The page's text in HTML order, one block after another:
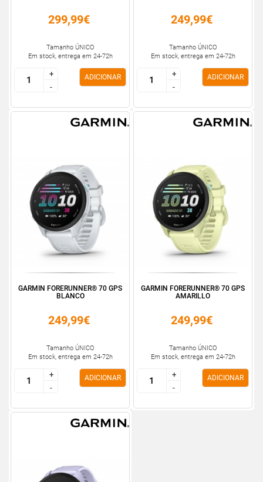
299,99€
Tamanho ÚNICO
Em stock, entrega em 24-72h
+
-
+
-
ADICIONAR
249,99€
Tamanho ÚNICO
Em stock, entrega em 24-72h
+
-
+
-
ADICIONAR
GARMIN FORERUNNER® 70 GPS
BLANCO
249,99€
Tamanho ÚNICO
Em stock, entrega em 24-72h
+
-
+
-
ADICIONAR
GARMIN FORERUNNER® 70 GPS
AMARILLO
249,99€
Tamanho ÚNICO
Em stock, entrega em 24-72h
+
-
+
-
ADICIONAR